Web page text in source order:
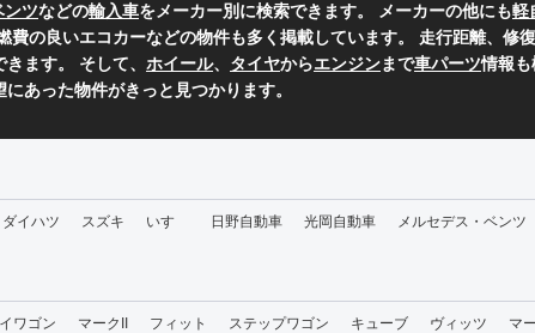
ンツなどの輸入車をメーカー別に検索できます。 メーカーの他にも軽
費の良いエコカーなどの物件も多く掲載しています。 走行距離、修
ます。 そして、 ホイール、 タイヤからエンジンまで車パーツ情報
あった物件がきっと見つかります。
ダイハツ スズキ いすゞ 日野自動車 光岡自動車 メルセデス・ベンツ
ワゴン マークII フィット ステップワゴン キューブ ヴィッツ マ